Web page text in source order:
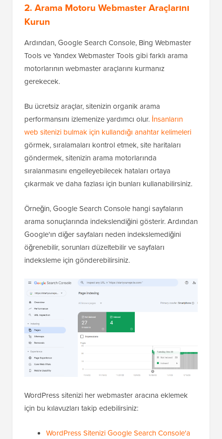
2. Arama Motoru Webmaster Araçlarını
Kurun
Ardından, Google Search Console, Bing Webmaster
Tools ve Yandex Webmaster Tools gibi farklı arama
motorlarının webmaster araçlarını kurmanız
gerekecek.
Bu ücretsiz araçlar, sitenizin organik arama
performansını izlemenize yardımcı olur. İnsanların
web sitenizi bulmak için kullandığı anahtar kelimeleri
görmek, sıralamaları kontrol etmek, site haritaları
göndermek, sitenizin arama motorlarında
sıralanmasını engelleyebilecek hataları ortaya
çıkarmak ve daha fazlası için bunları kullanabilirsiniz.
Örneğin, Google Search Console hangi sayfaların
arama sonuçlarında indekslendiğini gösterir. Ardından
Google'ın diğer sayfaları neden indekslemediğini
öğrenebilir, sorunları düzeltebilir ve sayfaları
indeksleme için gönderebilirsiniz.
WordPress sitenizi her webmaster aracına eklemek
için bu kılavuzları takip edebilirsiniz:
WordPress Sitenizi Google Search Console'a